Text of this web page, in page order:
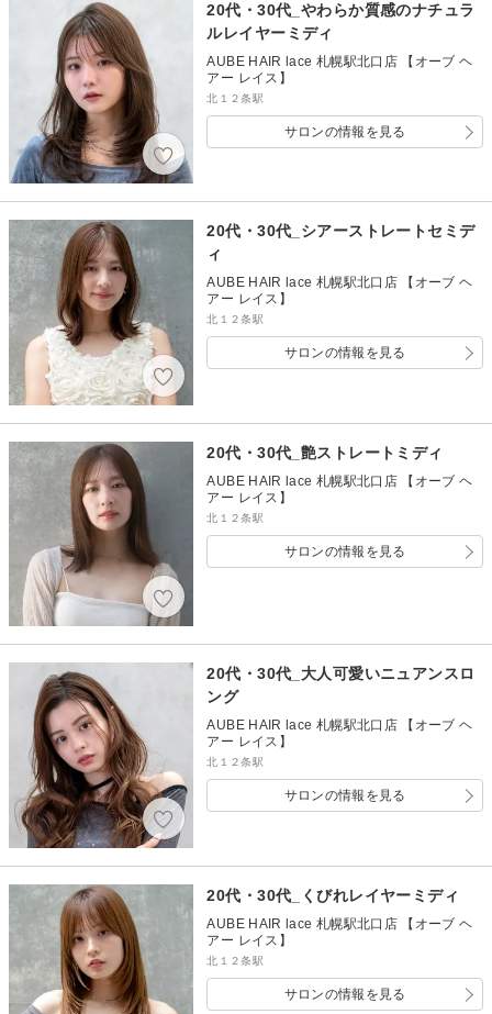
20代・30代_やわらか質感のナチュラ
ルレイヤーミディ
AUBE HAIR lace 札幌駅北口店 【オーブ ヘ
アー レイス】
北１２条駅
サロンの情報を見る
20代・30代_シアーストレートセミデ
ィ
AUBE HAIR lace 札幌駅北口店 【オーブ ヘ
アー レイス】
北１２条駅
サロンの情報を見る
20代・30代_艶ストレートミディ
AUBE HAIR lace 札幌駅北口店 【オーブ ヘ
アー レイス】
北１２条駅
サロンの情報を見る
20代・30代_大人可愛いニュアンスロ
ング
AUBE HAIR lace 札幌駅北口店 【オーブ ヘ
アー レイス】
北１２条駅
サロンの情報を見る
20代・30代_くびれレイヤーミディ
AUBE HAIR lace 札幌駅北口店 【オーブ ヘ
アー レイス】
北１２条駅
サロンの情報を見る